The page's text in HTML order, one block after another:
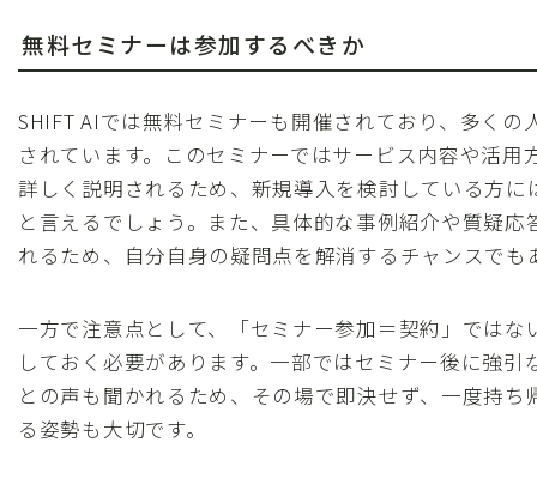
無料セミナーは参加するべきか
SHIFT AIでは無料セミナーも開催されており、多くの
されています。このセミナーではサービス内容や活用
詳しく説明されるため、新規導入を検討している方に
と言えるでしょう。また、具体的な事例紹介や質疑応
れるため、自分自身の疑問点を解消するチャンスでも
一方で注意点として、「セミナー参加＝契約」ではな
しておく必要があります。一部ではセミナー後に強引
との声も聞かれるため、その場で即決せず、一度持ち
る姿勢も大切です。